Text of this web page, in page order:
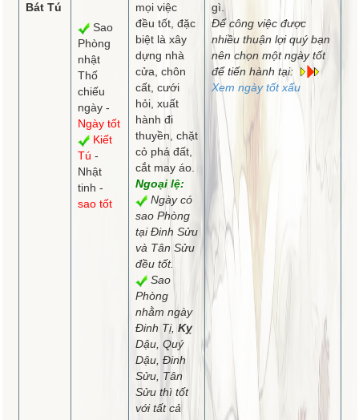
Bát Tú
Sao
Phòng
nhật
Thố
chiếu
ngày -
Ngày tốt
Kiết
Tú -
Nhật
tinh -
sao tốt
mọi việc
đều tốt, đặc
biệt là xây
dựng nhà
cửa, chôn
cất, cưới
hỏi, xuất
hành đi
thuyền, chặt
cỏ phá đất,
cắt may áo.
Ngoại lệ:
Ngày có
sao Phòng
tại Đinh Sửu
và Tân Sửu
đều tốt.
Sao
Phòng
nhằm ngày
Đinh Tị, Kỵ
Dậu, Quý
Dậu, Đinh
Sửu, Tân
Sửu thì tốt
với tất cả
gì.
Để công việc được
nhiều thuận lợi quý bạn
nên chọn một ngày tốt
để tiến hành tại:
Xem ngày tốt xấu